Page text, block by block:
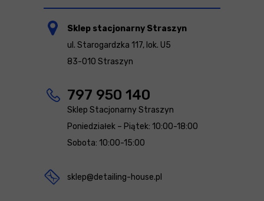
Sklep stacjonarny Straszyn
ul. Starogardzka 117, lok. U5
83-010 Straszyn
797 950 140
Sklep Stacjonarny Straszyn
Poniedziałek – Piątek: 10:00-18:00
Sobota: 10:00-15:00
sklep@detailing-house.pl